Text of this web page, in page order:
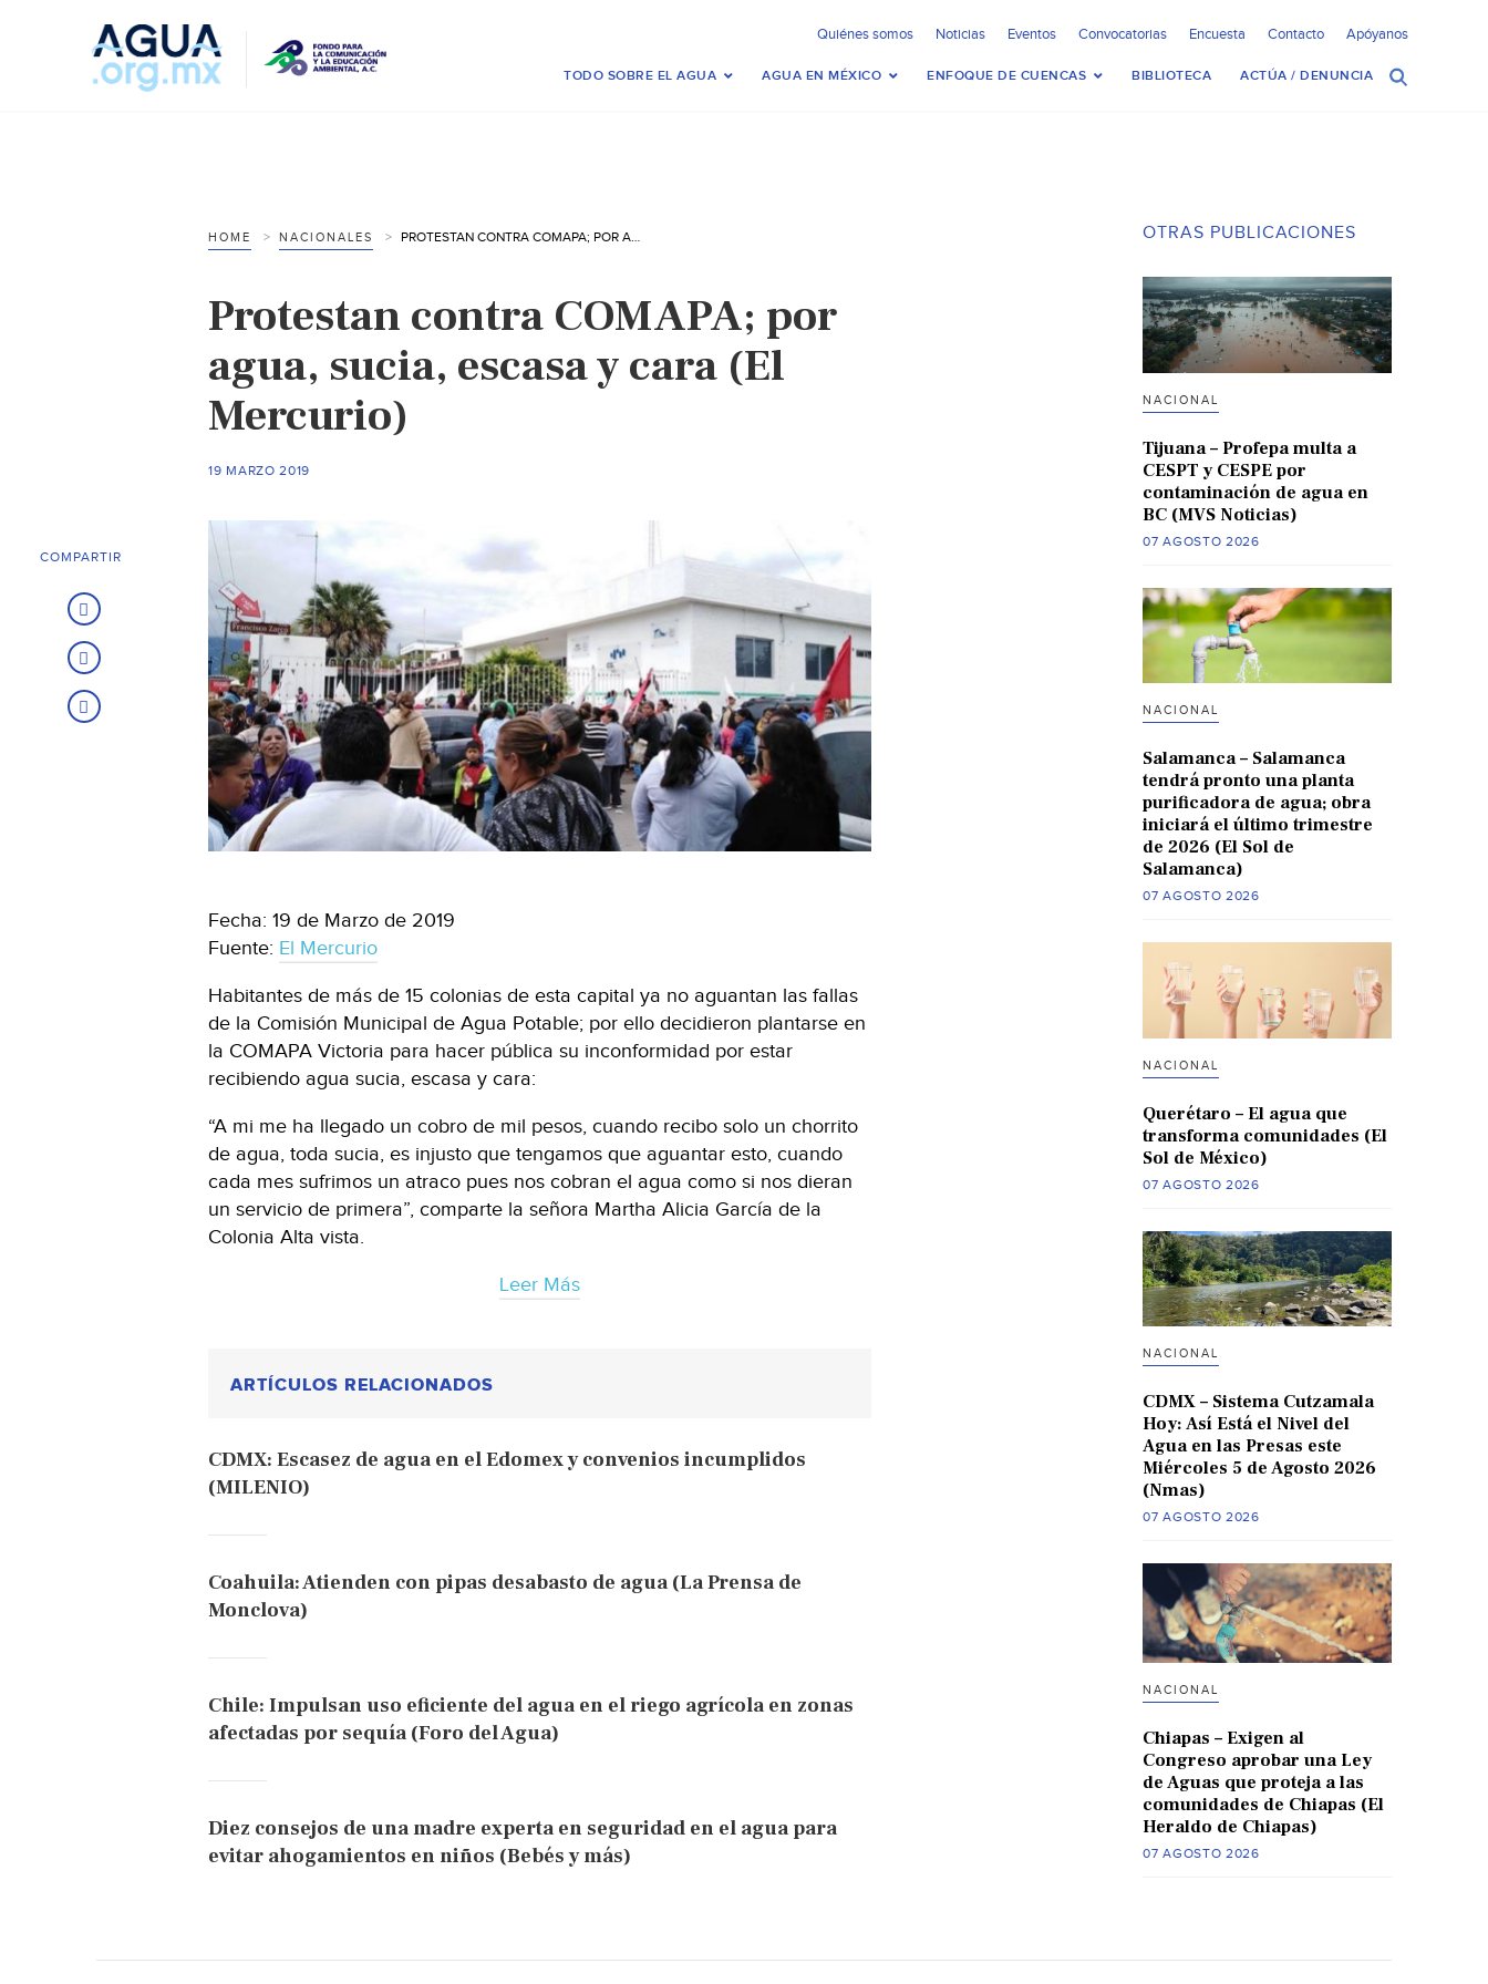
Quiénes somos Noticias Eventos Convocatorias Encuesta Contacto Apóyanos
TODO SOBRE EL AGUA AGUA EN MÉXICO ENFOQUE DE CUENCAS BIBLIOTECA ACTÚA / DENUNCIA
HOME NACIONALES PROTESTAN CONTRA COMAPA; POR AGUA, SUCIA, ESCASA Y CARA (EL MERCURIO)
Protestan contra COMAPA; por
agua, sucia, escasa y cara (El
Mercurio)
19 MARZO 2019
Fecha: 19 de Marzo de 2019
Fuente: El Mercurio
Habitantes de más de 15 colonias de esta capital ya no aguantan las fallas
de la Comisión Municipal de Agua Potable; por ello decidieron plantarse en
la COMAPA Victoria para hacer pública su inconformidad por estar
recibiendo agua sucia, escasa y cara:
“A mi me ha llegado un cobro de mil pesos, cuando recibo solo un chorrito
de agua, toda sucia, es injusto que tengamos que aguantar esto, cuando
cada mes sufrimos un atraco pues nos cobran el agua como si nos dieran
un servicio de primera”, comparte la señora Martha Alicia García de la
Colonia Alta vista.
Leer Más
ARTÍCULOS RELACIONADOS
CDMX: Escasez de agua en el Edomex y convenios incumplidos
(MILENIO)
Coahuila: Atienden con pipas desabasto de agua (La Prensa de
Monclova)
Chile: Impulsan uso eficiente del agua en el riego agrícola en zonas
afectadas por sequía (Foro del Agua)
Diez consejos de una madre experta en seguridad en el agua para
evitar ahogamientos en niños (Bebés y más)
COMPARTIR
OTRAS PUBLICACIONES
NACIONAL
Tijuana – Profepa multa a
CESPT y CESPE por
contaminación de agua en
BC (MVS Noticias)
07 AGOSTO 2026
NACIONAL
Salamanca – Salamanca
tendrá pronto una planta
purificadora de agua; obra
iniciará el último trimestre
de 2026 (El Sol de
Salamanca)
07 AGOSTO 2026
NACIONAL
Querétaro – El agua que
transforma comunidades (El
Sol de México)
07 AGOSTO 2026
NACIONAL
CDMX – Sistema Cutzamala
Hoy: Así Está el Nivel del
Agua en las Presas este
Miércoles 5 de Agosto 2026
(Nmas)
07 AGOSTO 2026
NACIONAL
Chiapas – Exigen al
Congreso aprobar una Ley
de Aguas que proteja a las
comunidades de Chiapas (El
Heraldo de Chiapas)
07 AGOSTO 2026